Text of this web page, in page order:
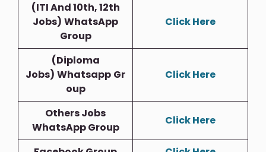
(ITI And 10th, 12th
Jobs) WhatsApp
Group
Click Here
(Diploma
Jobs) Whatsapp Gr
Oup
Click Here
Others Jobs
WhatsApp Group
Click Here